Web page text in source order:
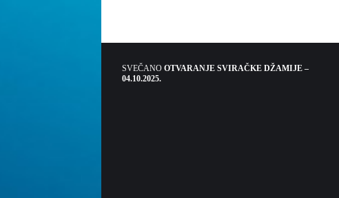
SVEČANO OTVARANJE SVIRAČKE DŽAMIJE –
04.10.2025.